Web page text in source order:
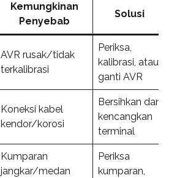
Kemungkinan
Penyebab
Solusi
AVR rusak/tidak
terkalibrasi
Periksa,
kalibrasi, atau
ganti AVR
Koneksi kabel
kendor/korosi
Bersihkan dan
kencangkan
terminal
Kumparan
jangkar/medan
Periksa
kumparan,